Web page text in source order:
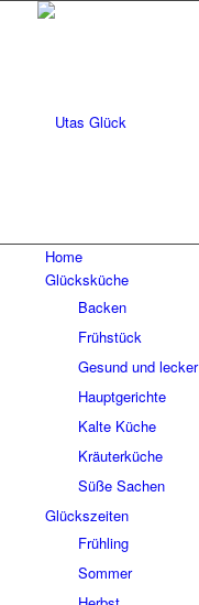
Home
Glücksküche
Backen
Frühstück
Gesund und lecker
Hauptgerichte
Kalte Küche
Kräuterküche
Süße Sachen
Glückszeiten
Frühling
Sommer